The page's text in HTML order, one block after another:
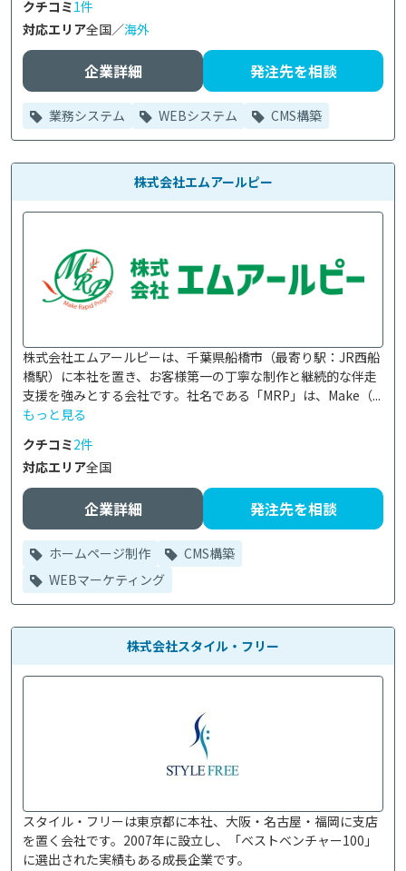
クチコミ1件
対応エリア全国／海外
企業詳細 発注先を相談
業務システム WEBシステム CMS構築
株式会社エムアールピー
株式会社エムアールピーは、千葉県船橋市（最寄り駅：JR西船
橋駅）に本社を置き、お客様第一の丁寧な制作と継続的な伴走
支援を強みとする会社です。社名である「MRP」は、Make（...
もっと見る
クチコミ2件
対応エリア全国
企業詳細 発注先を相談
ホームページ制作
CMS構築
WEBマーケティング
株式会社スタイル・フリー
スタイル・フリーは東京都に本社、大阪・名古屋・福岡に支店
を置く会社です。2007年に設立し、「ベストベンチャー100」
に選出された実績もある成長企業です。